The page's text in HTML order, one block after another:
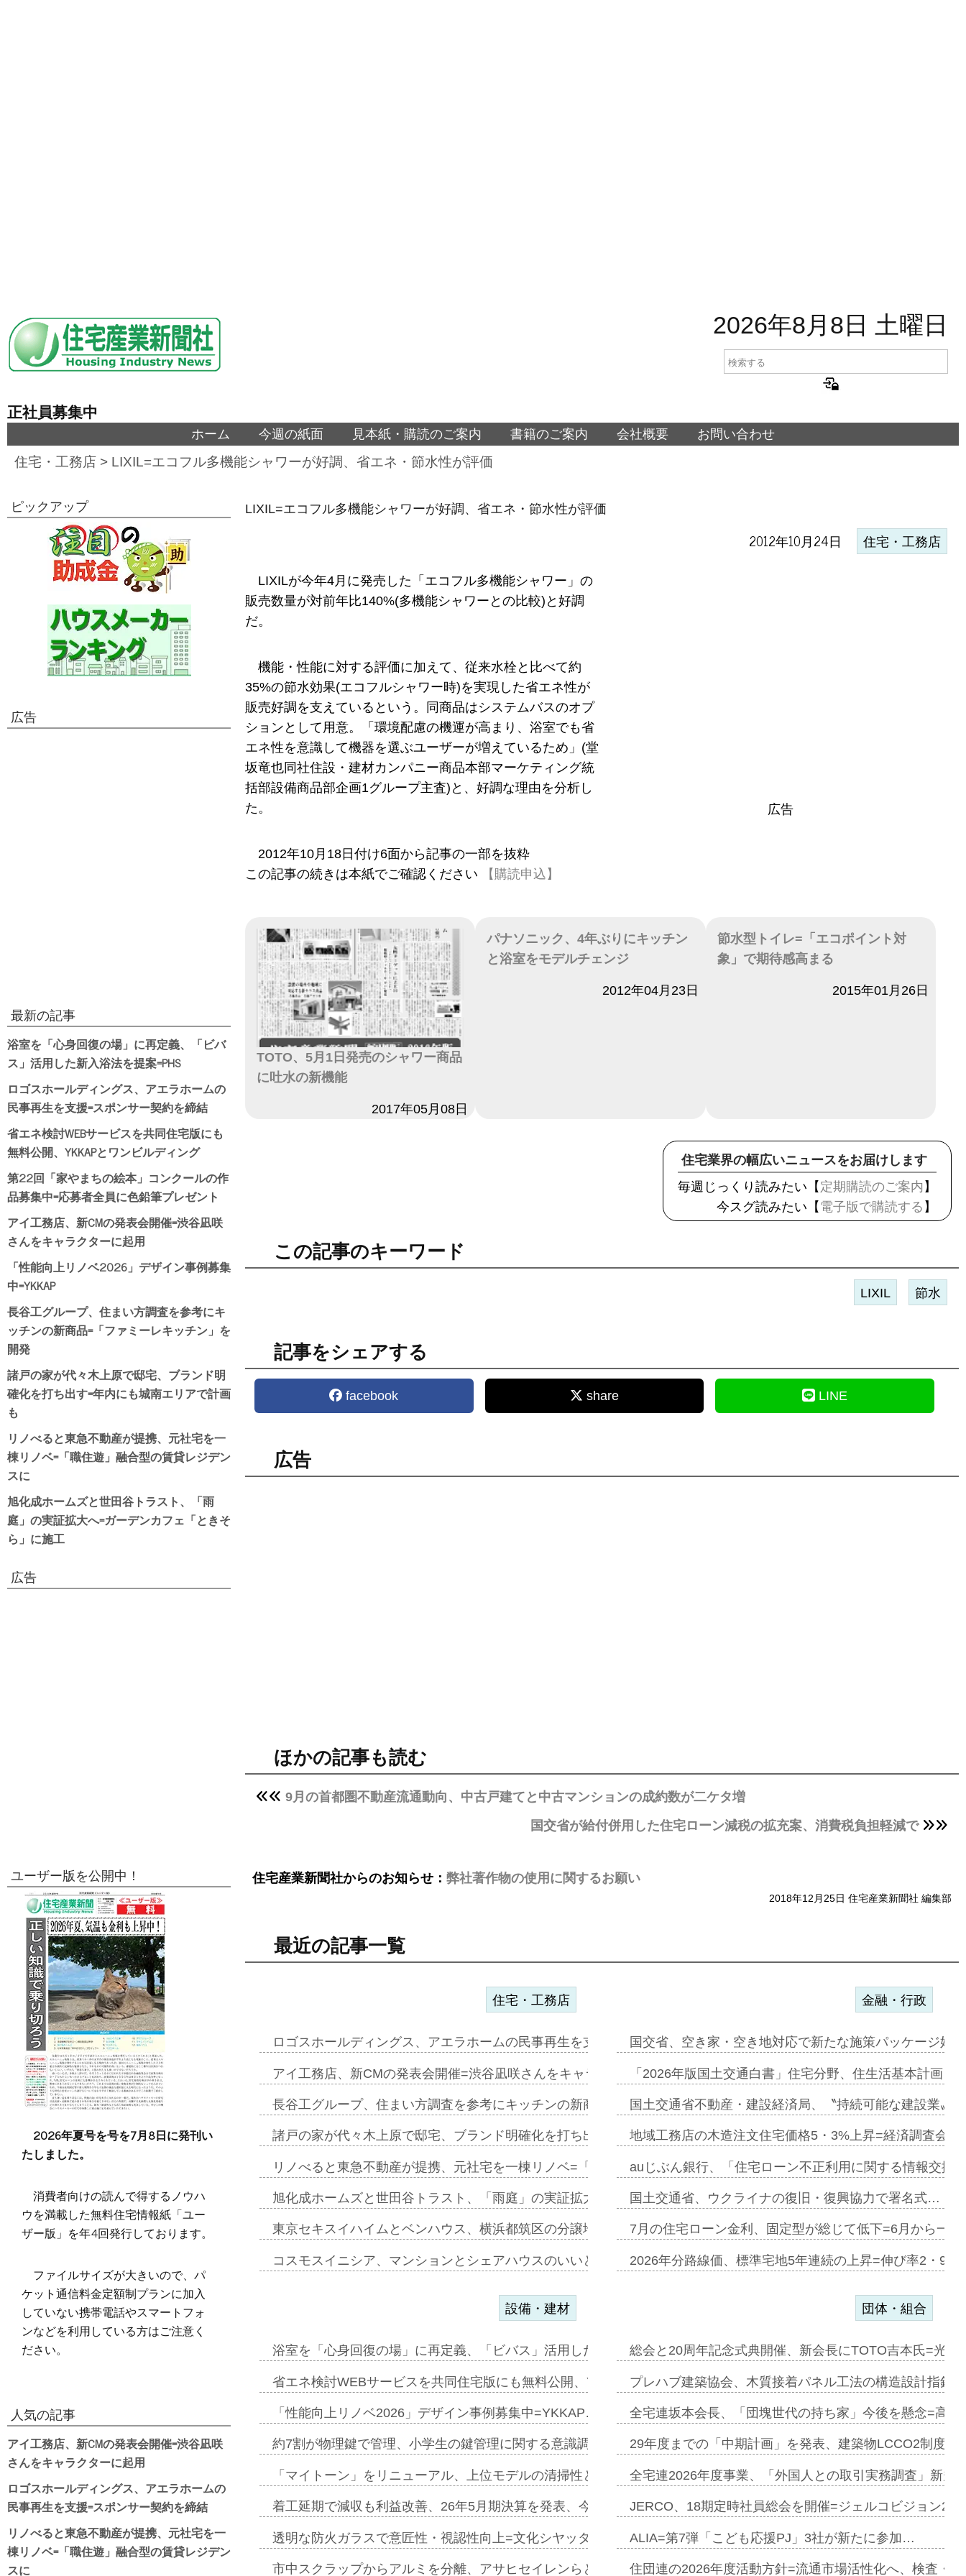
2026年8月8日 土曜日
正社員募集中
ホーム 今週の紙面 見本紙・購読のご案内 書籍のご案内 会社概要 お問い合わせ
住宅・工務店 > LIXIL=エコフル多機能シャワーが好調、省エネ・節水性が評価
LIXIL=エコフル多機能シャワーが好調、省エネ・節水性が評価
2012年10月24日 住宅・工務店
広告
LIXILが今年4月に発売した「エコフル多機能シャワー」の
販売数量が対前年比140%(多機能シャワーとの比較)と好調
だ。
機能・性能に対する評価に加えて、従来水栓と比べて約
35%の節水効果(エコフルシャワー時)を実現した省エネ性が
販売好調を支えているという。同商品はシステムバスのオプ
ションとして用意。「環境配慮の機運が高まり、浴室でも省
エネ性を意識して機器を選ぶユーザーが増えているため」(堂
坂竜也同社住設・建材カンパニー商品本部マーケティング統
括部設備商品部企画1グループ主査)と、好調な理由を分析し
た。
2012年10月18日付け6面から記事の一部を抜粋
この記事の続きは本紙でご確認ください
【購読申込】
TOTO、5月1日発売のシャワー商品
に吐水の新機能
2017年05月08日
パナソニック、4年ぶりにキッチン
と浴室をモデルチェンジ
2012年04月23日
節水型トイレ=「エコポイント対
象」で期待感高まる
2015年01月26日
住宅業界の幅広いニュースをお届けします
毎週じっくり読みたい【 定期購読のご案内 】
今スグ読みたい【 電子版で購読する 】
この記事のキーワード
LIXIL 節水
記事をシェアする
facebook share LINE
広告
ほかの記事も読む
9月の首都圏不動産流通動向、中古戸建てと中古マンションの成約数が二ケタ増
国交省が給付併用した住宅ローン減税の拡充案、消費税負担軽減で
住宅産業新聞社からのお知らせ： 弊社著作物の使用に関するお願い
2018年12月25日 住宅産業新聞社 編集部
最近の記事一覧
住宅・工務店
ロゴスホールディングス、アエラホームの民事再生を支援=スポンサー契約…
アイ工務店、新CMの発表会開催=渋谷凪咲さんをキャラクターに起用…
長谷工グループ、住まい方調査を参考にキッチンの新商品=「ファミーレキ…
諸戸の家が代々木上原で邸宅、ブランド明確化を打ち出す=年内にも城南エ…
リノべると東急不動産が提携、元社宅を一棟リノベ=「職住遊」融合型の賃…
旭化成ホームズと世田谷トラスト、「雨庭」の実証拡大へ=ガーデンカフェ…
東京セキスイハイムとベンハウス、横浜都筑区の分譲地開発で初協業=お互…
コスモスイニシア、マンションとシェアハウスのいいとこどりのコリビング…
金融・行政
国交省、空き家・空き地対応で新たな施策パッケージ始
「2026年版国土交通白書」住宅分野、住生活基本計画
国土交通省不動産・建設経済局、〝持続可能な建設業〟
地域工務店の木造注文住宅価格5・3%上昇=経済調査会
auじぶん銀行、「住宅ローン不正利用に関する情報交換
国土交通省、ウクライナの復旧・復興協力で署名式…
7月の住宅ローン金利、固定型が総じて低下=6月から一
2026年分路線価、標準宅地5年連続の上昇=伸び率2・
設備・建材
浴室を「心身回復の場」に再定義、「ビバス」活用した新入浴法を提案=P…
省エネ検討WEBサービスを共同住宅版にも無料公開、YKKAPとワンビ…
「性能向上リノベ2026」デザイン事例募集中=YKKAP…
約7割が物理鍵で管理、小学生の鍵管理に関する意識調査=Nature…
「マイトーン」をリニューアル、上位モデルの清掃性と安全性追加=リンナ…
着工延期で減収も利益改善、26年5月期決算を発表、今期は増収見込む=…
透明な防火ガラスで意匠性・視認性向上=文化シヤッター…
市中スクラップからアルミを分離、アサヒセイレンらと協働開発開始=三協…
団体・組合
総会と20周年記念式典開催、新会長にTOTO吉本氏=光
プレハブ建築協会、木質接着パネル工法の構造設計指針
全宅連坂本会長、「団塊世代の持ち家」今後を懸念=高
29年度までの「中期計画」を発表、建築物LCCO2制度
全宅連2026年度事業、「外国人との取引実務調査」新規
JERCO、18期定時社員総会を開催=ジェルコビジョン
ALIA=第7弾「こども応援PJ」3社が新たに参加…
住団連の2026年度活動方針=流通市場活性化へ、検査・
ピックアップ
広告
最新の記事
浴室を「心身回復の場」に再定義、「ビバ
ス」活用した新入浴法を提案=PHS
ロゴスホールディングス、アエラホームの
民事再生を支援=スポンサー契約を締結
省エネ検討WEBサービスを共同住宅版にも
無料公開、YKKAPとワンビルディング
第22回「家やまちの絵本」コンクールの作
品募集中=応募者全員に色鉛筆プレゼント
アイ工務店、新CMの発表会開催=渋谷凪咲
さんをキャラクターに起用
「性能向上リノベ2026」デザイン事例募集
中=YKKAP
長谷工グループ、住まい方調査を参考にキ
ッチンの新商品=「ファミーレキッチン」を
開発
諸戸の家が代々木上原で邸宅、ブランド明
確化を打ち出す=年内にも城南エリアで計画
も
リノべると東急不動産が提携、元社宅を一
棟リノベ=「職住遊」融合型の賃貸レジデン
スに
旭化成ホームズと世田谷トラスト、「雨
庭」の実証拡大へ=ガーデンカフェ「ときそ
ら」に施工
広告
ユーザー版を公開中！
2026年夏号を号を7月8日に発刊い
たしました。
消費者向けの読んで得するノウハ
ウを満載した無料住宅情報紙「ユー
ザー版」を年4回発行しております。
ファイルサイズが大きいので、パ
ケット通信料金定額制プランに加入
していない携帯電話やスマートフォ
ンなどを利用している方はご注意く
ださい。
人気の記事
アイ工務店、新CMの発表会開催=渋谷凪咲
さんをキャラクターに起用
ロゴスホールディングス、アエラホームの
民事再生を支援=スポンサー契約を締結
リノべると東急不動産が提携、元社宅を一
棟リノベ=「職住遊」融合型の賃貸レジデン
スに